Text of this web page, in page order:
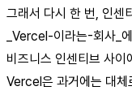
그래서 다시 한 번, 인센
_Vercel-이라는-회사_
비즈니스 인센티브 사이
Vercel은 과거에는 대